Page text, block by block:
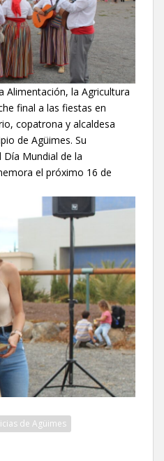
Alimentación, la Agricultura
final a las fiestas en
copatrona y alcaldesa
de Agüimes. Su
Mundial de la
el próximo 16 de
de Agüimes